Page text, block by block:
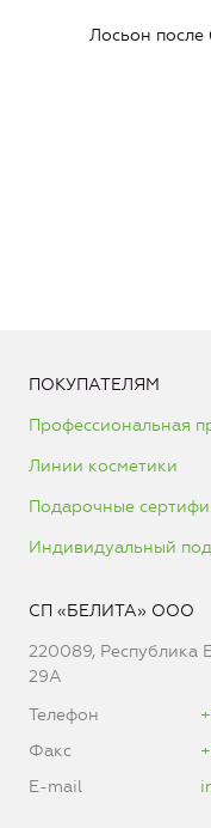
Лосьон после
ПОКУПАТЕЛЯМ
Профессиональная
Линии косметики
Подарочные
Индивидуальный
СП «БЕЛИТА» ООО
220089, Республика
29А
Телефон
Факс
E-mail